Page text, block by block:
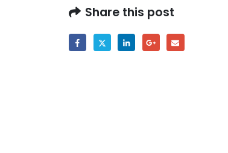
Share this post
Prof. dr Esed Karić – rezultati ispita
25/07/2026